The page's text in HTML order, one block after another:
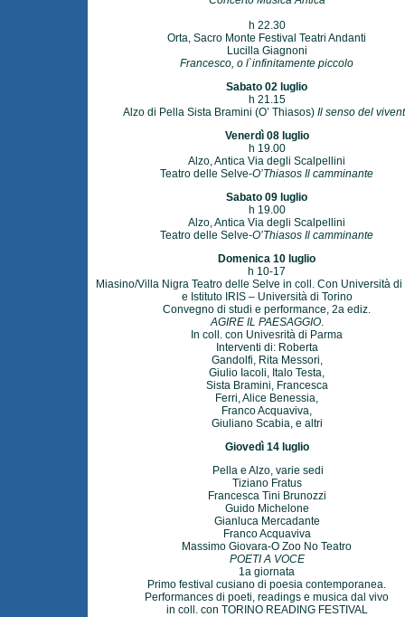
h 22.30
Orta, Sacro Monte Festival Teatri Andanti
Lucilla Giagnoni
Francesco, o l`infinitamente piccolo
Sabato 02 luglio
h 21.15
Alzo di Pella Sista Bramini (O’ Thiasos) Il senso del
Venerdì 08 luglio
h 19.00
Alzo, Antica Via degli Scalpellini
Teatro delle Selve-O’Thiasos Il camminante
Sabato 09 luglio
h 19.00
Alzo, Antica Via degli Scalpellini
Teatro delle Selve-O’Thiasos Il camminante
Domenica 10 luglio
h 10-17
Miasino/Villa Nigra Teatro delle Selve in coll. Con Università di
e Istituto IRIS – Università di Torino
Convegno di studi e performance, 2a ediz.
AGIRE IL PAESAGGIO.
In coll. con Univesrità di Parma
Interventi di: Roberta
Gandolfi, Rita Messori,
Giulio Iacoli, Italo Testa,
Sista Bramini, Francesca
Ferri, Alice Benessia,
Franco Acquaviva,
Giuliano Scabia, e altri
Giovedì 14 luglio
Pella e Alzo, varie sedi
Tiziano Fratus
Francesca Tini Brunozzi
Guido Michelone
Gianluca Mercadante
Franco Acquaviva
Massimo Giovara-O Zoo No Teatro
POETI A VOCE
1a giornata
Primo festival cusiano di poesia contemporanea.
Performances di poeti, readings e musica dal vivo
in coll. con TORINO READING FESTIVAL